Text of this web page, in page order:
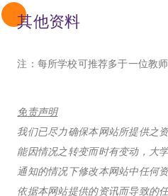
其他资料
注：每所学校可推荐多于一位教师
免责声明
我们已尽力确保本网站所提供之
能因情况之转变而时有变动，大
通知的情况下修改本网站中任何
依据本网站提供的资讯而导致的